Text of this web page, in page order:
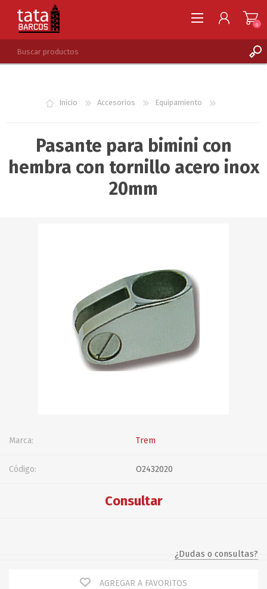
LISTA DE DESEOS
0
Inicio Accesorios Equipamiento
Pasante para bimini con
hembra con tornillo acero inox
20mm
Marca: Trem
Código: O2432020
Consultar
¿Dudas o consultas?
AGREGAR A FAVORITOS